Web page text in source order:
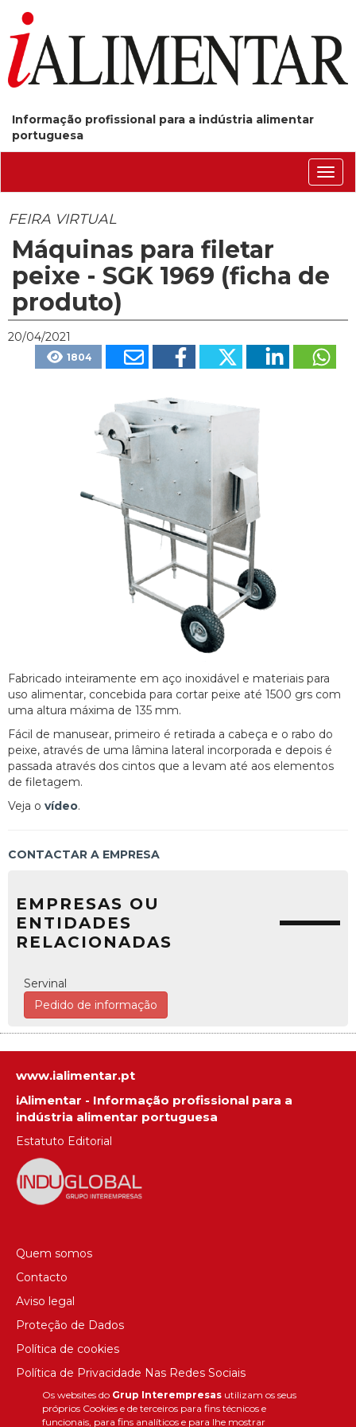
Os websites do Grup Interempresasutilizam os seus
próprios Cookies e de terceiros para fins técnicos e
funcionais, para fins analíticos e para lhe mostrar
Informação profissional para a indústria alimentar
portuguesa
FEIRA VIRTUAL
Máquinas para filetar
peixe - SGK 1969 (ficha de
produto)
20/04/2021
1804
Fabricado inteiramente em aço inoxidável e materiais para
uso alimentar, concebida para cortar peixe até 1500 grs com
uma altura máxima de 135 mm.
Fácil de manusear, primeiro é retirada a cabeça e o rabo do
peixe, através de uma lâmina lateral incorporada e depois é
passada através dos cintos que a levam até aos elementos
de filetagem.
Veja o vídeo.
CONTACTAR A EMPRESA
EMPRESAS OU
ENTIDADES
RELACIONADAS
Servinal
Pedido de informação
www.ialimentar.pt
iAlimentar - Informação profissional para a
indústria alimentar portuguesa
Estatuto Editorial
Quem somos
Contacto
Aviso legal
Proteção de Dados
Política de cookies
Política de Privacidade Nas Redes Sociais
Canal de denúncias
Colaborações editoriais